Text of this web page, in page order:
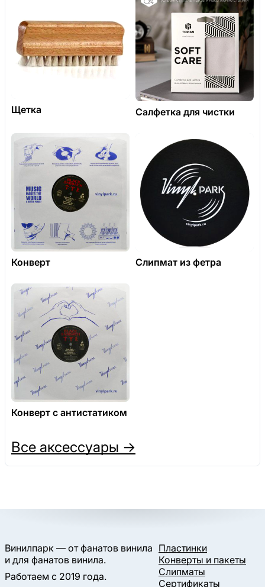
Щетка Салфетка для чистки
Конверт Слипмат из фетра
Конверт с антистатиком
Все аксессуары →
Винилпарк — от фанатов винила
и для фанатов винила.
Работаем с 2019 года.
Пластинки
Конверты и пакеты
Слипматы
Сертификаты